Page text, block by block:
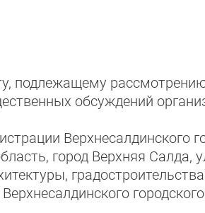
подлежащему
обсуждений
Верхнесалдинского
город Верхняя Салда,